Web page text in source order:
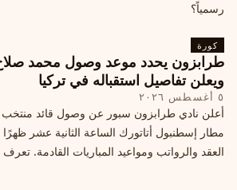
رسمياً؟
كورة
طرابزون يحدد موعد وصول محمد
ويعلن تفاصيل استقباله في تركيا
٥ أغسطس ٢٠٢٦
أعلن نادي طرابزون سبور عن وصول قائد
مطار إسطنبول أتاتورك الساعة الثانية عشر ظهرًا
العقد والرواتب ومواعيد المباريات القادمة.